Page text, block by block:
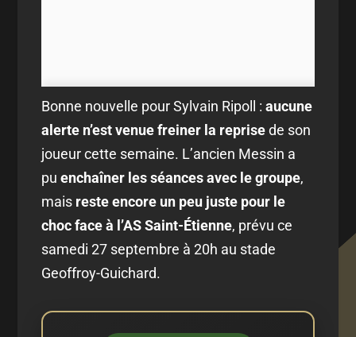
Bonne nouvelle pour Sylvain Ripoll :aucune
alerte n’est venue freiner la reprisede son
joueur cette semaine. L’ancien Messin a
puenchaîner les séances avec le groupe,
mais reste encore un peu juste pour le
choc face à l’AS Saint-Étienne, prévu ce
samedi 27 septembre à 20h au stade
Geoffroy-Guichard.